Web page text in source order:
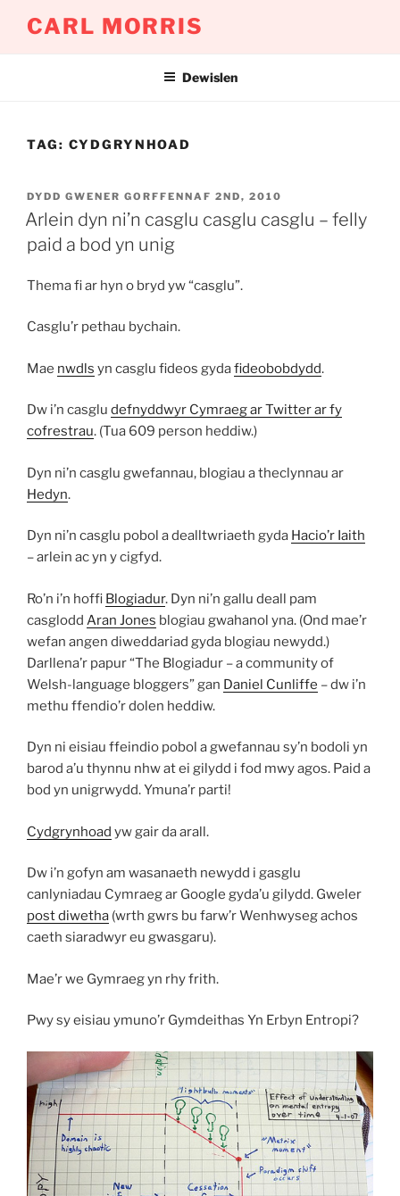
CARL MORRIS
Dewislen
TAG: CYDGRYNHOAD
COFNODWYD
AR
DYDD GWENER GORFFENNAF 2ND, 2010
Arlein dyn ni’n casglu casglu casglu – felly
paid a bod yn unig
Thema fi ar hyn o bryd yw “casglu”.
Casglu’r pethau bychain.
Mae nwdls yn casglu fideos gydafideobobdydd.
Dw i’n casglu defnyddwyr Cymraeg ar Twitter ar fy
cofrestrau. (Tua 609 person heddiw.)
Dyn ni’n casglu gwefannau, blogiau a theclynnau ar
Hedyn.
Dyn ni’n casglu pobol a dealltwriaeth gyda Hacio’r Iaith
– arlein ac yn y cigfyd.
Ro’n i’n hoffi Blogiadur. Dyn ni’n gallu deall pam
casglodd Aran Jones blogiau gwahanol yna. (Ond mae’r
wefan angen diweddariad gyda blogiau newydd.)
Darllena’r papur “The Blogiadur – a community of
Welsh-language bloggers” gan Daniel Cunliffe – dw i’n
methu ffendio’r dolen heddiw.
Dyn ni eisiau ffeindio pobol a gwefannau sy’n bodoli yn
barod a’u thynnu nhw at ei gilydd i fod mwy agos. Paid a
bod yn unigrwydd. Ymuna’r parti!
Cydgrynhoad yw gair da arall.
Dw i’n gofyn am wasanaeth newydd i gasglu
canlyniadau Cymraeg ar Google gyda’u gilydd. Gweler
post diwetha (wrth gwrs bu farw’r Wenhwyseg achos
caeth siaradwyr eu gwasgaru).
Mae’r we Gymraeg yn rhy frith.
Pwy sy eisiau ymuno’r Gymdeithas Yn Erbyn Entropi?